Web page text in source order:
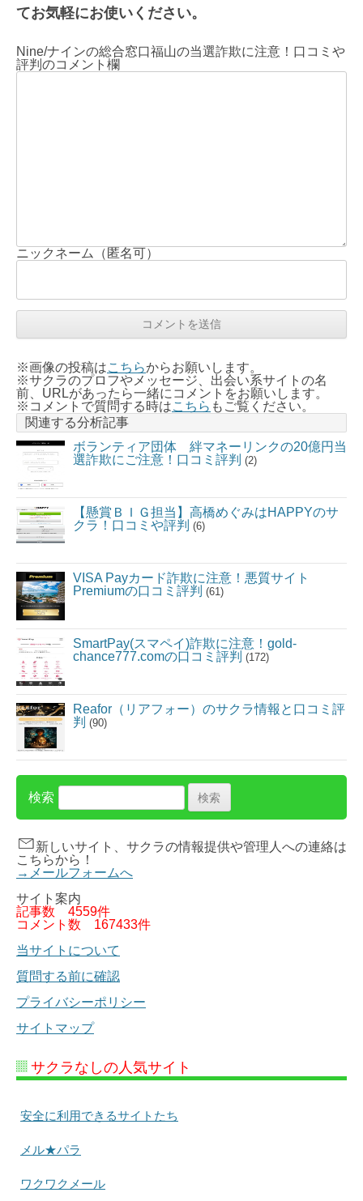
てお気軽にお使いください。
Nine/ナインの総合窓口福山の当選詐欺に注意！口コミや
評判のコメント欄
ニックネーム（匿名可）
※画像の投稿はこちらからお願いします。
※サクラのプロフやメッセージ、出会い系サイトの名
前、URLがあったら一緒にコメントをお願いします。
※コメントで質問する時はこちら もご覧ください。
関連する分析記事
ボランティア団体 絆マネーリンクの20億円当
選詐欺にご注意！口コミ評判 (2)
【懸賞ＢＩＧ担当】高橋めぐみはHAPPYのサ
クラ！口コミや評判 (6)
VISA Payカード詐欺に注意！悪質サイト
Premiumの口コミ評判 (61)
SmartPay(スマペイ)詐欺に注意！gold-
chance777.comの口コミ評判 (172)
Reafor（リアフォー）のサクラ情報と口コミ評
判 (90)
検索
新しいサイト、サクラの情報提供や管理人への連絡は
こちらから！
→メールフォームへ
サイト案内
記事数 4559件
コメント数 167433件
当サイトについて
質問する前に確認
プライバシーポリシー
サイトマップ
サクラなしの人気サイト
安全に利用できるサイトたち
メル★パラ
ワクワクメール